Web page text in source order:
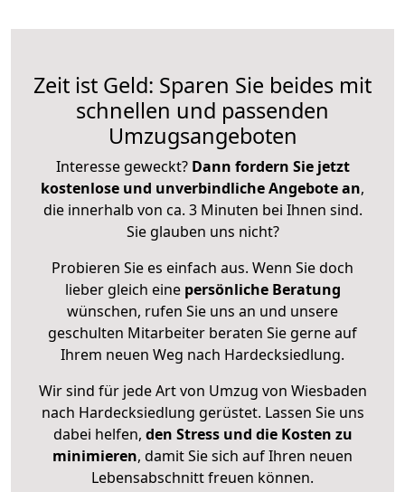
Zeit ist Geld: Sparen Sie beides mit
schnellen und passenden
Umzugsangeboten
Interesse geweckt? Dann fordern Sie jetzt
kostenlose und unverbindliche Angebote an,
die innerhalb von ca. 3 Minuten bei Ihnen sind.
Sie glauben uns nicht?
Probieren Sie es einfach aus. Wenn Sie doch
lieber gleich eine persönliche Beratung
wünschen, rufen Sie uns an und unsere
geschulten Mitarbeiter beraten Sie gerne auf
Ihrem neuen Weg nach Hardecksiedlung.
Wir sind für jede Art von Umzug von Wiesbaden
nach Hardecksiedlung gerüstet. Lassen Sie uns
dabei helfen, den Stress und die Kosten zu
minimieren, damit Sie sich auf Ihren neuen
Lebensabschnitt freuen können.